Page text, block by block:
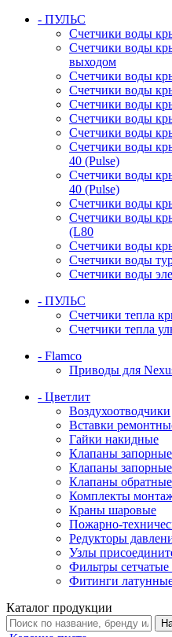
- ПУЛЬС
Счетчики воды
Счетчики воды
выходом
Счетчики воды
Счетчики воды
Счетчики воды
Счетчики воды
Счетчики воды
Счетчики воды
40 (Pulse)
Счетчики воды
40 (Pulse)
Счетчики воды
Счетчики воды
(L80
Счетчики воды
Счетчики воды
Счетчики воды
- ПУЛЬС
Счетчики тепла
Счетчики тепла
- Flamco
Приводы для
- Цветлит
Воздухоотводчики
Вставки
Гайки накидные
Клапаны
Клапаны
Клапаны обратные
Комплекты
Краны шаровые
Пожарно-
Редукторы
Узлы
Фильтры
Фитинги
Каталог продукции